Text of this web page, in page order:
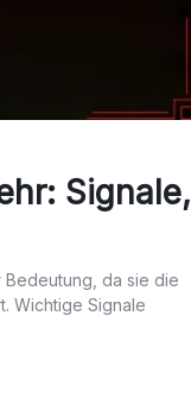
Signale,
da sie die
Wichtige Signale